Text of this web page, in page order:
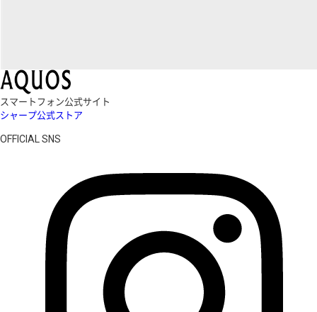
スマートフォン公式サイト
シャープ公式ストア
OFFICIAL SNS